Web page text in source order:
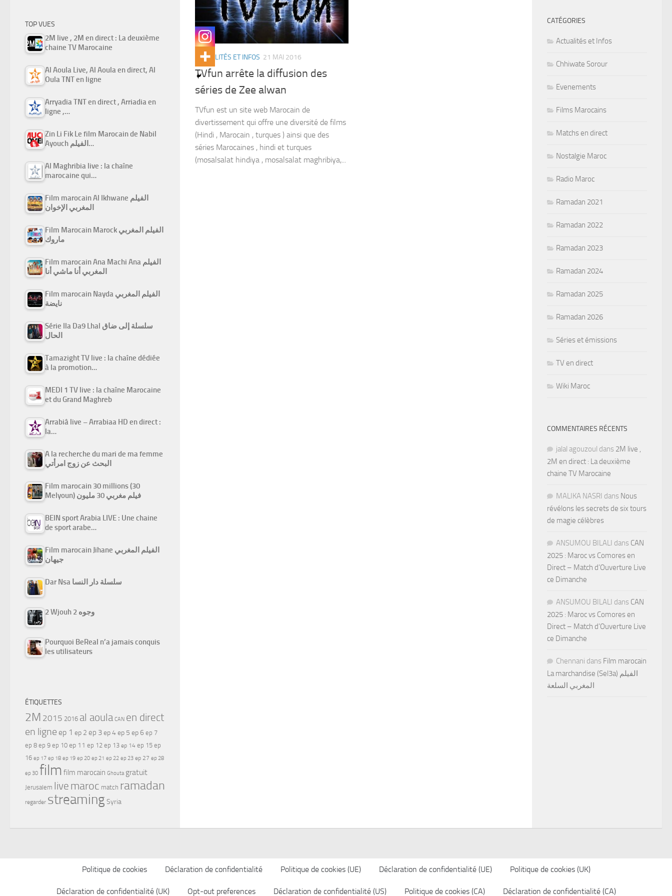
ACTUALITÉS ET INFOS 21 MAI 2016
TVfun arrête la diffusion des
séries de Zee alwan
TVfun est un site web Marocain de
divertissement qui offre une diversité de films
(Hindi , Marocain , turques ) ainsi que des
séries Marocaines , hindi et turques
(mosalsalat hindiya , mosalsalat maghribiya,...
TOP VUES
2M live , 2M en direct : La deuxième
chaine TV Marocaine
Al Aoula Live, Al Aoula en direct, Al
Oula TNT en ligne
Arryadia TNT en direct , Arriadia en
ligne ,…
Zin Li Fik Le film Marocain de Nabil
Ayouch الفيلم…
Al Maghribia live : la chaîne
marocaine qui…
Film marocain Al Ikhwane الفيلم
المغربي الإخوان
Film Marocain Marock الفيلم المغربي
ماروك
Film marocain Ana Machi Ana الفيلم
المغربي أنا ماشي أنا
Film marocain Nayda الفيلم المغربي
نايضة
Série Ila Da9 Lhal سلسلة إلى ضاق
الحال
Tamazight TV live : la chaîne dédiée
à la promotion…
MEDI 1 TV live : la chaîne Marocaine
et du Grand Maghreb
Arrabiâ live – Arrabiaa HD en direct :
la…
A la recherche du mari de ma femme
البحث عن زوج امرأتي
Film marocain 30 millions (30
Melyoun) فيلم مغربي 30 مليون
BEIN sport Arabia LIVE : Une chaine
de sport arabe…
Film marocain Jihane الفيلم المغربي
جيهان
Dar Nsa سلسلة دار النسا
2 Wjouh 2 وجوه
Pourquoi BeReal n’a jamais conquis
les utilisateurs
ÉTIQUETTES
2M 2015 2016 al aoula CAN en direct
en ligne ep 1 ep 2 ep 3ep 4ep 5 ep 6 ep 7
ep 8 ep 9 ep 10 ep 11 ep 12 ep 13 ep 14 ep 15 ep
16 ep 17 ep 18 ep 19 ep 20 ep 21 ep 22 ep 23 ep 27 ep 28
ep 30 film film marocain Ghouta gratuit
Jerusalem live maroc match ramadan
regarder streamingSyria
CATÉGORIES
Actualités et Infos
Chhiwate Sorour
Evenements
Films Marocains
Matchs en direct
Nostalgie Maroc
Radio Maroc
Ramadan 2021
Ramadan 2022
Ramadan 2023
Ramadan 2024
Ramadan 2025
Ramadan 2026
Séries et émissions
TV en direct
Wiki Maroc
COMMENTAIRES RÉCENTS
jalal agouzoul dans 2M live ,
2M en direct : La deuxième
chaine TV Marocaine
MALIKA NASRI dans Nous
révélons les secrets de six tours
de magie célèbres
ANSUMOU BILALI dans CAN
2025 : Maroc vs Comores en
Direct – Match d’Ouverture Live
ce Dimanche
ANSUMOU BILALI dans CAN
2025 : Maroc vs Comores en
Direct – Match d’Ouverture Live
ce Dimanche
Chennani dans Film marocain
La marchandise (Sel3a) الفيلم
المغربي السلعة
Politique de cookies Déclaration de confidentialité Politique de cookies (UE) Déclaration de confidentialité (UE) Politique de cookies (UK)
Déclaration de confidentialité (UK) Opt-out preferences Déclaration de confidentialité (US) Politique de cookies (CA) Déclaration de confidentialité (CA)